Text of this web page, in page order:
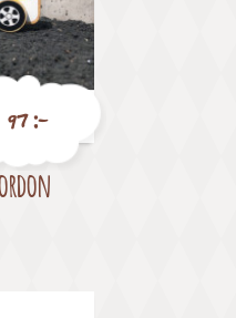
97 :-